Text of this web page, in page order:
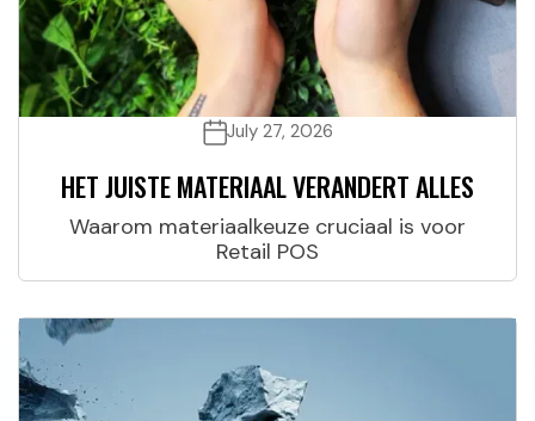
July 27, 2026
HET JUISTE MATERIAAL VERANDERT ALLES
Waarom materiaalkeuze cruciaal is voor
Retail POS